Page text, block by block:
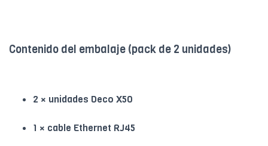
Contenido del embalaje (pack de 2 unidades)
2 × unidades Deco X50
1 × cable Ethernet RJ45